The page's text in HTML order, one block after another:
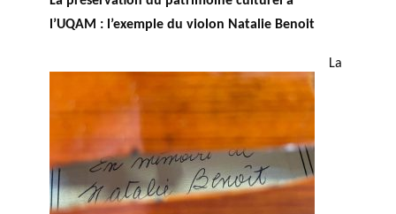
l’UQAM : l’exemple du violon Natalie Benoit
La